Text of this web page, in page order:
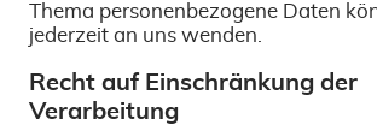
Thema personenbezogene Daten
jederzeit an uns wenden.
Recht auf Einschränkung der
Verarbeitung